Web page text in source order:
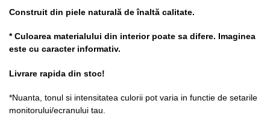
Construit din piele naturală de înaltă calitate.
* Culoarea materialului din interior poate sa difere. Imaginea
este cu caracter informativ.
Livrare rapida din stoc!
*Nuanta, tonul si intensitatea culorii pot varia in functie de setarile
monitorului/ecranului tau.